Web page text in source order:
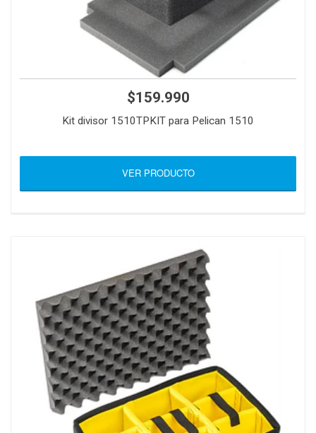
$159.990
Kit divisor 1510TPKIT para Pelican 1510
VER PRODUCTO